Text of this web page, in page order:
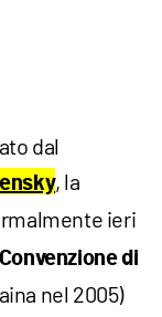
dal
, la
ieri
Convenzione di
nel 2005)